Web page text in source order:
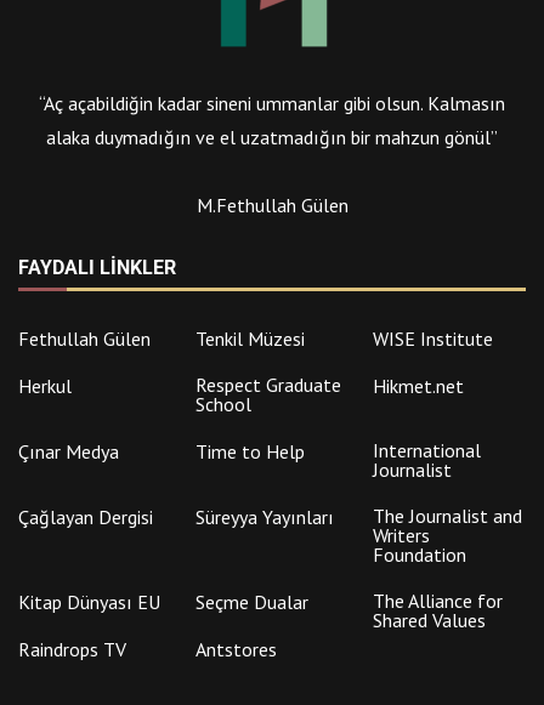
“Aç açabildiğin kadar sineni ummanlar gibi olsun. Kalmasın
alaka duymadığın ve el uzatmadığın bir mahzun gönül”
M.Fethullah Gülen
FAYDALI LINKLER
Fethullah Gülen Tenkil Müzesi
WISE Institute
Herkul
Respect Graduate
School
Hikmet.net
Çınar Medya Time to Help
International
Journalist
Çağlayan Dergisi
Süreyya Yayınları
The Journalist and
Writers
Foundation
Kitap Dünyası EU
Seçme Dualar
The Alliance for
Shared Values
Raindrops TV
Antstores